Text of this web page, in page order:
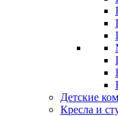
Детские
Кресла и